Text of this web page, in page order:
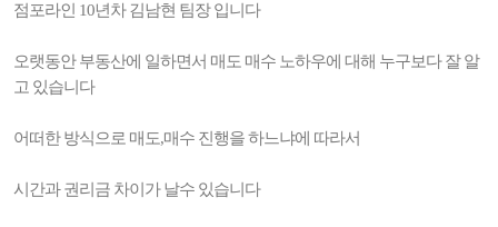
점포라인 10년차 김남현 팀장 입니다
오랫동안 부동산에 일하면서 매도 매수 노하우에 대해 누구보다 잘 알
고 있습니다
어떠한 방식으로 매도,매수 진행을 하느냐에 따라서
시간과 권리금 차이가 날수 있습니다